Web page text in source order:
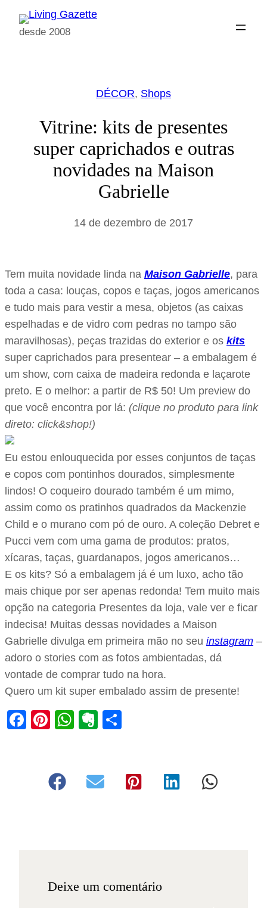
Pular
paradesde 2008
DÉCOR, Shops
Vitrine: kits de presentes
super caprichados e outras
novidades na Maison
Gabrielle
14 de dezembro de 2017
Tem muita novidade linda na Maison Gabrielle, para
toda a casa: louças, copos e taças, jogos americanos
e tudo mais para vestir a mesa, objetos (as caixas
espelhadas e de vidro com pedras no tampo são
maravilhosas), peças trazidas do exterior e os kits
super caprichados para presentear – a embalagem é
um show, com caixa de madeira redonda e laçarote
preto. E o melhor: a partir de R$ 50! Um preview do
que você encontra por lá: (clique no produto para link
direto: click&shop!)
Eu estou enlouquecida por esses conjuntos de taças
e copos com pontinhos dourados, simplesmente
lindos! O coqueiro dourado também é um mimo,
assim como os pratinhos quadrados da Mackenzie
Child e o murano com pó de ouro. A coleção Debret e
Pucci vem com uma gama de produtos: pratos,
xícaras, taças, guardanapos, jogos americanos…
E os kits? Só a embalagem já é um luxo, acho tão
mais chique por ser apenas redonda! Tem muito mais
opção na categoria Presentes da loja, vale ver e ficar
indecisa! Muitas dessas novidades a Maison
Gabrielle divulga em primeira mão no seu instagram –
adoro o stories com as fotos ambientadas, dá
vontade de comprar tudo na hora.
Quero um kit super embalado assim de presente!
Facebook
Pinterest
WhatsApp
Evernote
Deixe um comentário